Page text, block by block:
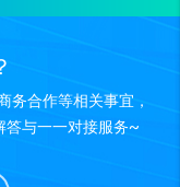
务合作等相关事宜，
答与一一对接服务~